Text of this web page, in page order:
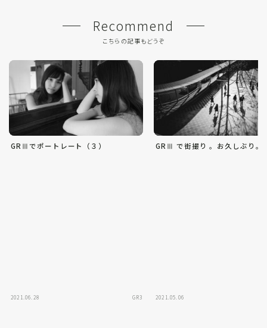
Recommend
こちらの記事もどうぞ
GRⅢでポートレート（３）
2021.06.28 GR3
GRⅢ で街撮り 。お久しぶり。
2021.05.06